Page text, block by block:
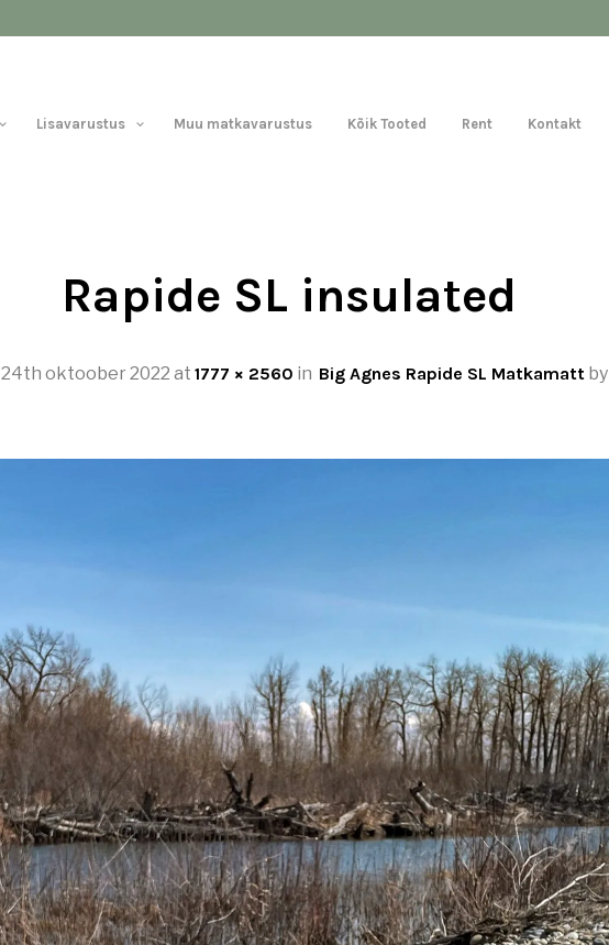
Lisavarustus Muu matkavarustus Kõik Tooted Rent Kontakt
Rapide SL insulated
24th oktoober 2022 at 1777 × 2560 in Big Agnes Rapide SL Matkamattby